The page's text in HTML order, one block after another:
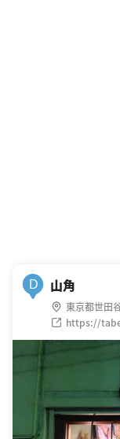
D 山角
東京都世田
https://